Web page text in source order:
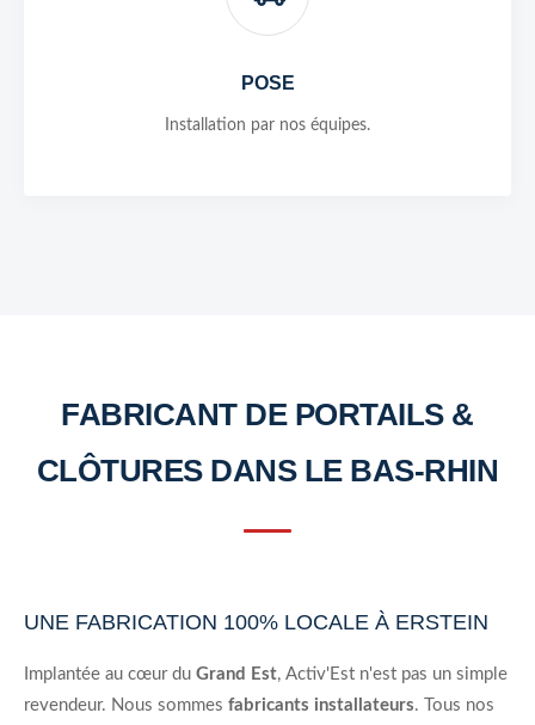
POSE
Installation par nos équipes.
FABRICANT DE PORTAILS &
CLÔTURES DANS LE BAS-RHIN
UNE FABRICATION 100% LOCALE À ERSTEIN
Implantée au cœur du Grand Est, Activ'Est n'est pas un simple
revendeur. Nous sommes fabricants installateurs. Tous nos